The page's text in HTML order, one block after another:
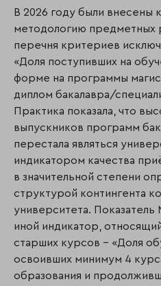
В 2026 году были внесены
методологию предметных
перечня критериев
«Доля поступивших на
форме на программы
диплом бакалавра/
Практика показала, что
выпускников программ
перестала являться
индикатором качества
в значительной степени
структурой контингента
университета.
иной индикатор,
старших курсов – «Доля
освоивших минимум 4
образования и